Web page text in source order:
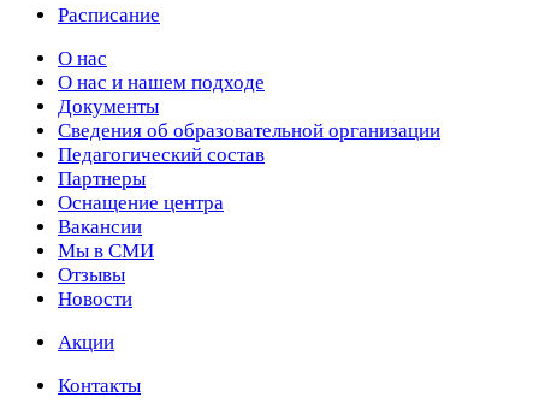
Расписание
О нас
О нас и нашем подходе
Документы
Сведения об образовательной организации
Педагогический состав
Партнеры
Оснащение центра
Вакансии
Мы в СМИ
Отзывы
Новости
Акции
Контакты